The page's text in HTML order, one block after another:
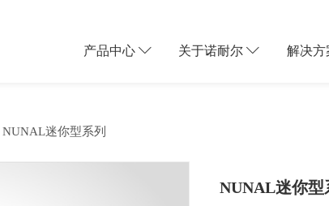
产品中心 关于诺耐尔 解决方
NUNAL迷你型系列
NUNAL迷你型